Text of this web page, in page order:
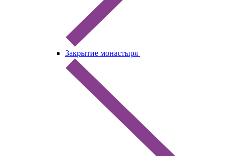
Закрытие монастыря